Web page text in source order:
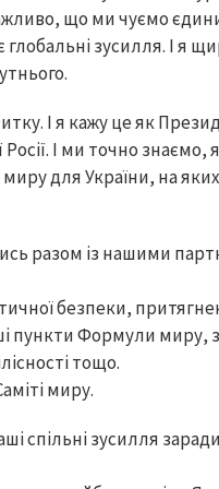
що ми чуємо
зусилля. І я
І я кажу це як
І ми точно знаємо,
миру для України, на
разом із нашими
безпеки,
пункти Формули миру,
тощо.
миру.
спільні зусилля